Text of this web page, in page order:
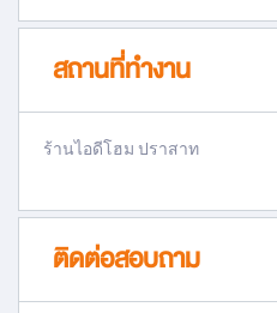
สถานที่ทำงาน
ร้านไอดีโฮม ปราสาท
ติดต่อสอบถาม